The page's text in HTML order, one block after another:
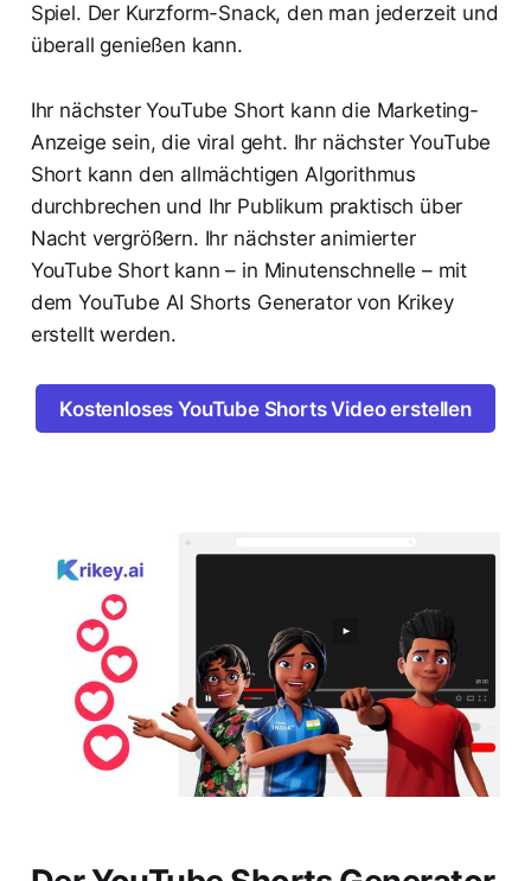
Spiel. Der Kurzform-Snack, den man jederzeit und
überall genießen kann.
Ihr nächster YouTube Short kann die Marketing-
Anzeige sein, die viral geht. Ihr nächster YouTube
Short kann den allmächtigen Algorithmus
durchbrechen und Ihr Publikum praktisch über
Nacht vergrößern. Ihr nächster animierter
YouTube Short kann – in Minutenschnelle – mit
dem YouTube AI Shorts Generator von Krikey
erstellt werden.
Kostenloses YouTube Shorts Video erstellen